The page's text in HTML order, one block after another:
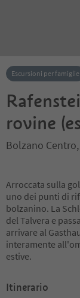
Escursioni per famiglie
rovine
Bolzano
Arroccata sulla
uno dei punti di
bolzanino. La
del Talvera e
arrivare al
interamente
estive.
Itinerario